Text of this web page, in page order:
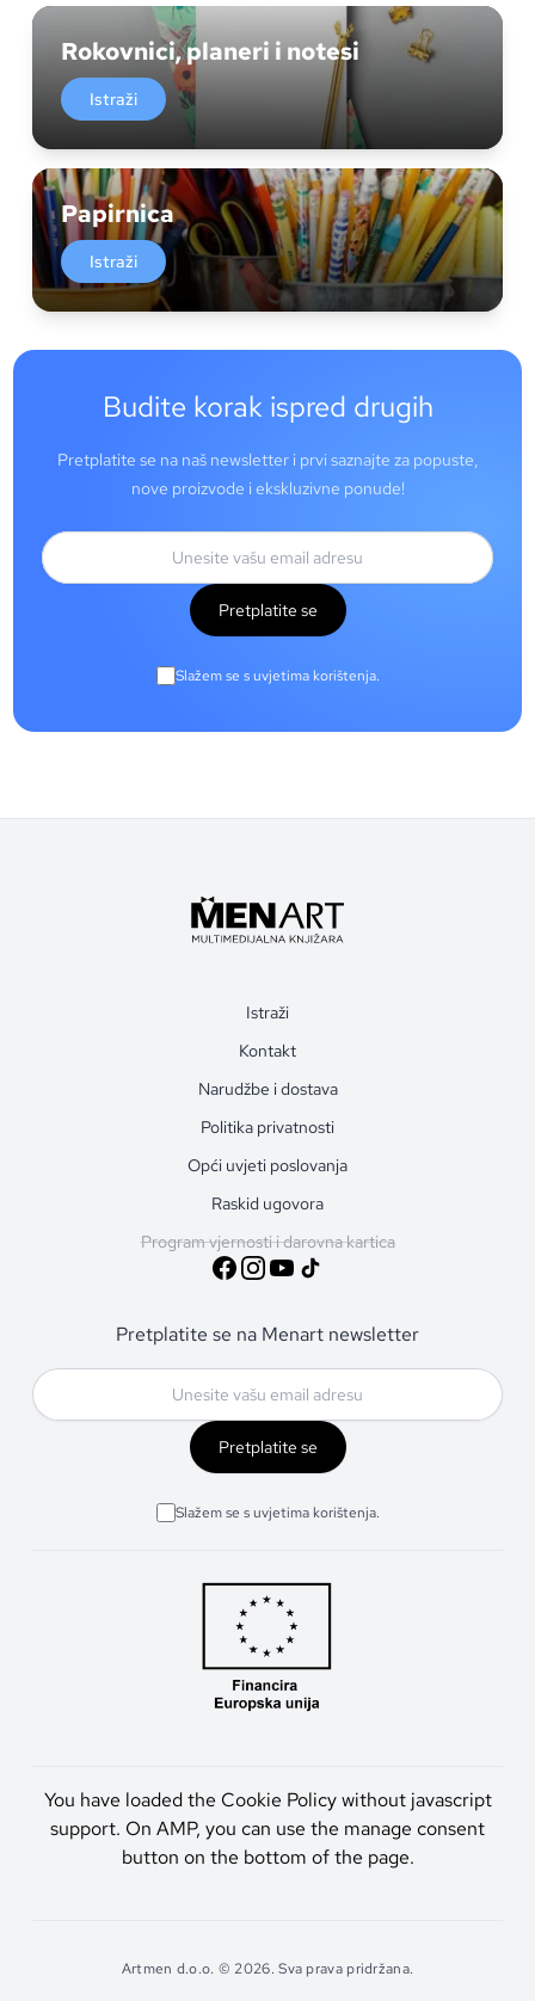
Rokovnici, planeri i notesi
Istraži
Papirnica
Istraži
Budite korak ispred drugih
Pretplatite se na naš newsletter i prvi saznajte za popuste,
nove proizvode i ekskluzivne ponude!
Pretplatite se
Slažem se s uvjetima korištenja.
Istraži
Kontakt
Narudžbe i dostava
Politika privatnosti
Opći uvjeti poslovanja
Raskid ugovora
Program vjernosti i darovna kartica
Pretplatite se na Menart newsletter
Pretplatite se
Slažem se s uvjetima korištenja.
You have loaded the Cookie Policy without javascript
support. On AMP, you can use the manage consent
button on the bottom of the page.
Artmen d.o.o. © 2026. Sva prava pridržana.